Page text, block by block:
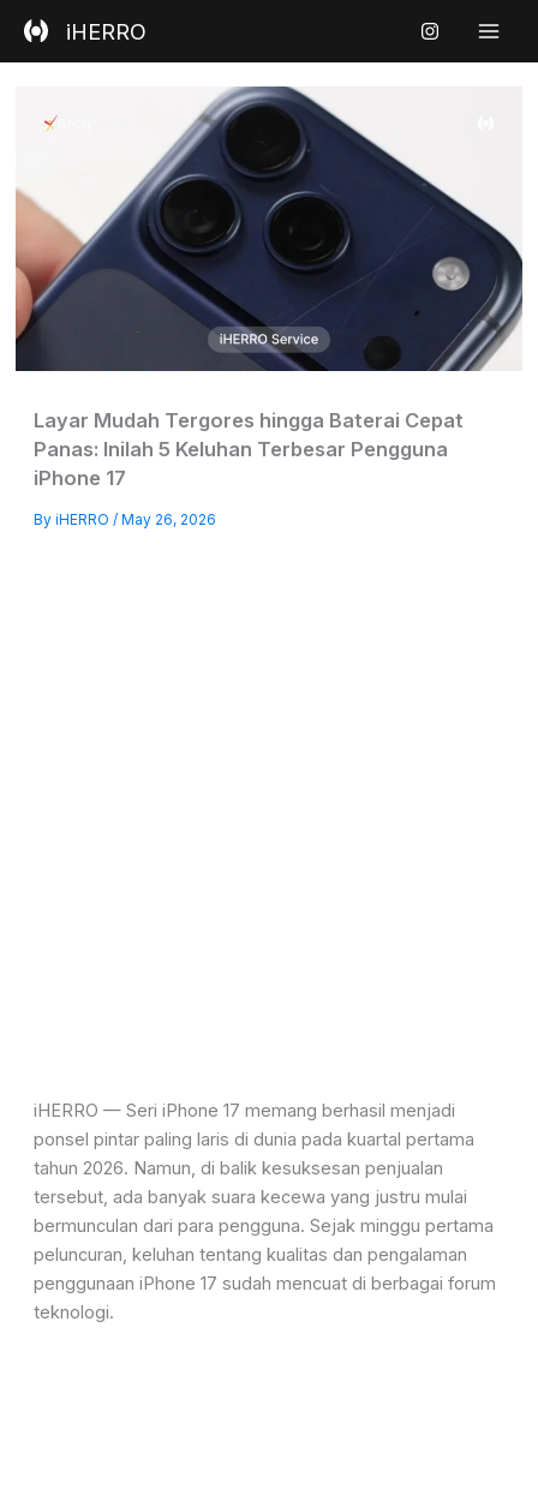
iHERRO
Layar Mudah Tergores hingga Baterai Cepat
Panas: Inilah 5 Keluhan Terbesar Pengguna
iPhone 17
By iHERRO / May 26, 2026
iHERRO — Seri iPhone 17 memang berhasil menjadi
ponsel pintar paling laris di dunia pada kuartal pertama
tahun 2026. Namun, di balik kesuksesan penjualan
tersebut, ada banyak suara kecewa yang justru mulai
bermunculan dari para pengguna. Sejak minggu pertama
peluncuran, keluhan tentang kualitas dan pengalaman
penggunaan iPhone 17 sudah mencuat di berbagai forum
teknologi.